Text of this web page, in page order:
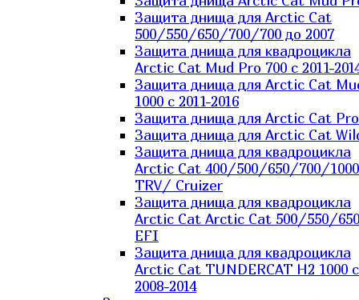
Защита днища для Arctic Cat
500/550/650/700/700 до 2007
Защита днища для квадроцикла
Arctic Cat Mud Pro 700 с 2011-
Защита днища для Arctic Cat
1000 c 2011-2016
Защита днища для Arctic Cat
Защита днища для Arctic Cat
Защита днища для квадроцикла
Arctic Cat 400/500/650/700/1000
TRV/ Cruizer
Защита днища для квадроцикла
Arctic Cat Arctic Cat 500/550/
EFI
Защита днища для квадроцикла
Arctic Cat TUNDERCAT H2 1000 c
2008-2014